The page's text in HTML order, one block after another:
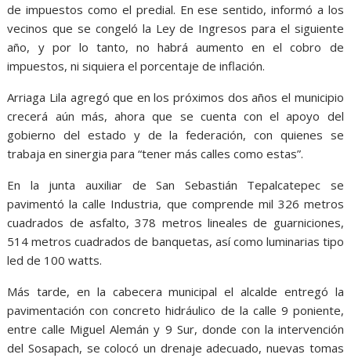
de impuestos como el predial. En ese sentido, informó a los
vecinos que se congeló la Ley de Ingresos para el siguiente
año, y por lo tanto, no habrá aumento en el cobro de
impuestos, ni siquiera el porcentaje de inflación.
Arriaga Lila agregó que en los próximos dos años el municipio
crecerá aún más, ahora que se cuenta con el apoyo del
gobierno del estado y de la federación, con quienes se
trabaja en sinergia para “tener más calles como estas”.
En la junta auxiliar de San Sebastián Tepalcatepec se
pavimentó la calle Industria, que comprende mil 326 metros
cuadrados de asfalto, 378 metros lineales de guarniciones,
514 metros cuadrados de banquetas, así como luminarias tipo
led de 100 watts.
Más tarde, en la cabecera municipal el alcalde entregó la
pavimentación con concreto hidráulico de la calle 9 poniente,
entre calle Miguel Alemán y 9 Sur, donde con la intervención
del Sosapach, se colocó un drenaje adecuado, nuevas tomas